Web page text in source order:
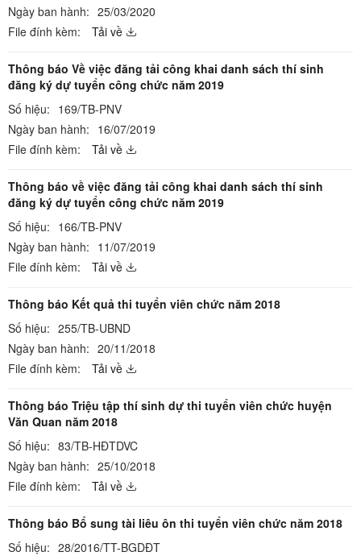
Ngày ban hành: 25/03/2020
File đính kèm:
Tải về
Thông báo Về việc đăng tải công khai danh sách thí sinh
đăng ký dự tuyển công chức năm 2019
Số hiệu: 169/TB-PNV
Ngày ban hành: 16/07/2019
File đính kèm:
Tải về
Thông báo về việc đăng tải công khai danh sách thí sinh
đăng ký dự tuyển công chức năm 2019
Số hiệu: 166/TB-PNV
Ngày ban hành: 11/07/2019
File đính kèm:
Tải về
Thông báo Kết quả thi tuyển viên chức năm 2018
Số hiệu: 255/TB-UBND
Ngày ban hành: 20/11/2018
File đính kèm:
Tải về
Thông báo Triệu tập thí sinh dự thi tuyển viên chức huyện
Văn Quan năm 2018
Số hiệu: 83/TB-HĐTDVC
Ngày ban hành: 25/10/2018
File đính kèm:
Tải về
Thông báo Bổ sung tài liêu ôn thi tuyển viên chức năm 2018
Số hiệu: 28/2016/TT-BGDĐT